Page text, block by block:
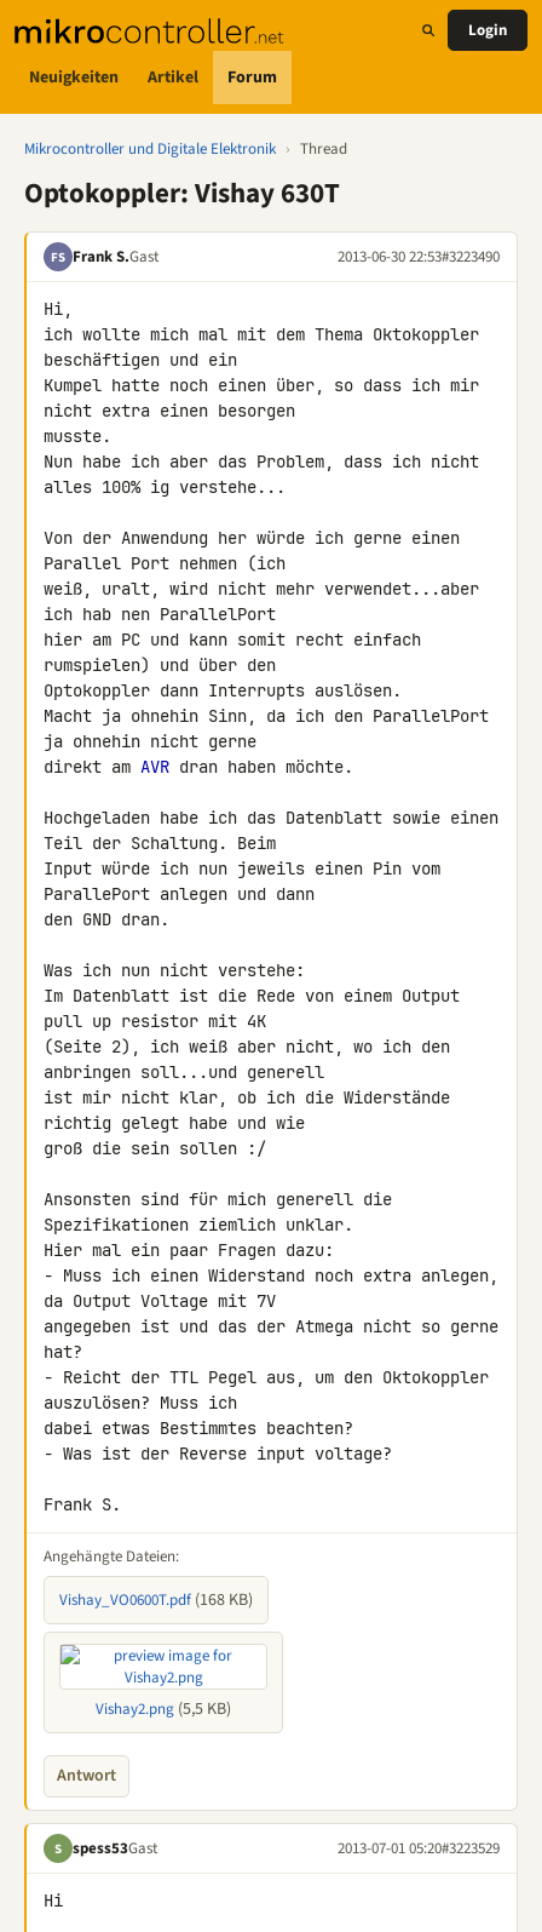
Neuigkeiten Artikel Forum
Login
Mikrocontroller und Digitale Elektronik › Thread
Optokoppler: Vishay 630T
FS Frank S.Gast 2013-06-30 22:53#3223490
Hi,
ich wollte mich mal mit dem Thema Oktokoppler
beschäftigen und ein
Kumpel hatte noch einen über, so dass ich mir
nicht extra einen besorgen
musste.
Nun habe ich aber das Problem, dass ich nicht
alles 100% ig verstehe...
Von der Anwendung her würde ich gerne einen
Parallel Port nehmen (ich
weiß, uralt, wird nicht mehr verwendet...aber
ich hab nen ParallelPort
hier am PC und kann somit recht einfach
rumspielen) und über den
Optokoppler dann Interrupts auslösen.
Macht ja ohnehin Sinn, da ich den ParallelPort
ja ohnehin nicht gerne
direkt am AVR dran haben möchte.
Hochgeladen habe ich das Datenblatt sowie einen
Teil der Schaltung. Beim
Input würde ich nun jeweils einen Pin vom
ParallePort anlegen und dann
den GND dran.
Was ich nun nicht verstehe:
Im Datenblatt ist die Rede von einem Output
pull up resistor mit 4K
(Seite 2), ich weiß aber nicht, wo ich den
anbringen soll...und generell
ist mir nicht klar, ob ich die Widerstände
richtig gelegt habe und wie
groß die sein sollen :/
Ansonsten sind für mich generell die
Spezifikationen ziemlich unklar.
Hier mal ein paar Fragen dazu:
- Muss ich einen Widerstand noch extra anlegen,
da Output Voltage mit 7V
angegeben ist und das der Atmega nicht so gerne
hat?
- Reicht der TTL Pegel aus, um den Oktokoppler
auszulösen? Muss ich
dabei etwas Bestimmtes beachten?
- Was ist der Reverse input voltage?
Frank S.
Angehängte Dateien:
Vishay_VO0600T.pdf (168 KB)
Vishay2.png (5,5 KB)
Antwort
S spess53Gast 2013-07-01 05:20#3223529
Hi